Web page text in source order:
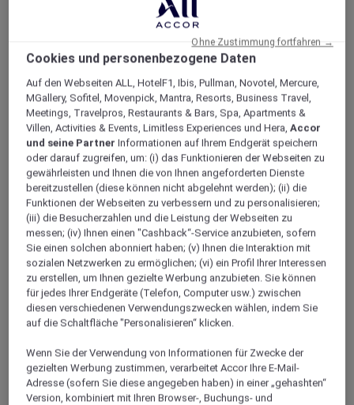
1/2
Mövenpick Mansour
Eddahbi Marrakech, die
triumphale Oase
Besuchen Sie den Djemaa el Fna-Markt und
schlendern Sie durch die Medina-Altstadt mit ihren
Souks. Das Mövenpick Hotel Mansour Eddahbi
Marrakech heisst alle Besucher der beeindruckenden
Roten Stadt herzlich willkommen. Unser nur wenige
Minuten von der dynamischen Altstadt im Zentrum
des Stadtteils L'Hivernage entferntes 5-Sterne-Hotel
verfügt über
Mehr anzeigen
Cookies und personenbezogene Daten
Auf den Webseiten ALL, HotelF1, Ibis, Pullman, Novotel, Mercure,
MGallery, Sofitel, Movenpick, Mantra, Resorts, Business Travel,
Meetings, Travelpros, Restaurants & Bars, Spa, Apartments &
Villen, Activities & Events, Limitless Experiences und Hera,Accor
und seine Partner Informationen auf Ihrem Endgerät speichern
oder darauf zugreifen, um: (i) das Funktionieren der Webseiten zu
gewährleisten und Ihnen die von Ihnen angeforderten Dienste
bereitzustellen (diese können nicht abgelehnt werden); (ii) die
Funktionen der Webseiten zu verbessern und zu personalisieren;
(iii) die Besucherzahlen und die Leistung der Webseiten zu
messen; (iv) Ihnen einen "Cashback“-Service anzubieten, sofern
Sie einen solchen abonniert haben; (v) Ihnen die Interaktion mit
sozialen Netzwerken zu ermöglichen; (vi) ein Profil Ihrer Interessen
zu erstellen, um Ihnen gezielte Werbung anzubieten. Sie können
für jedes Ihrer Endgeräte (Telefon, Computer usw.) zwischen
diesen verschiedenen Verwendungszwecken wählen, indem Sie
auf die Schaltfläche "Personalisieren“ klicken.
Wenn Sie der Verwendung von Informationen für Zwecke der
gezielten Werbung zustimmen, verarbeitet Accor Ihre E-Mail-
Adresse (sofern Sie diese angegeben haben) in einer „gehashten“
Version, kombiniert mit Ihren Browser-, Buchungs- und
Ohne Zustimmung fortfahren →